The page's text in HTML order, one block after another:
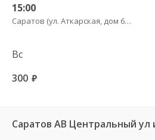
15:00
Саратов (ул. Аткарская, дом 66 А)
Вс
300 руб.